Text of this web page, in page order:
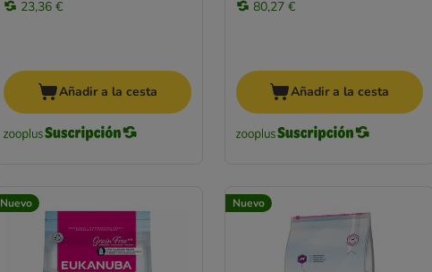
23,36 €
Añadir a la cesta
80,27 €
Añadir a la cesta
Nuevo Nuevo